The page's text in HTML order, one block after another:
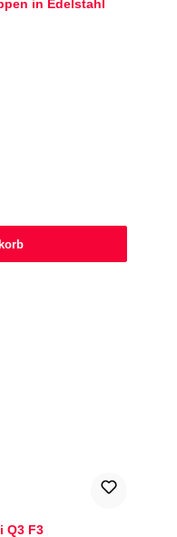
in Edelstahl
Q3 F3